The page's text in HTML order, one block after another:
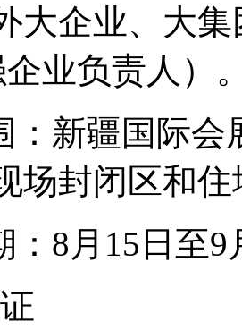
大企业、大
企业负责人）
：新疆国际会
场封闭区和住
：8月15日至9